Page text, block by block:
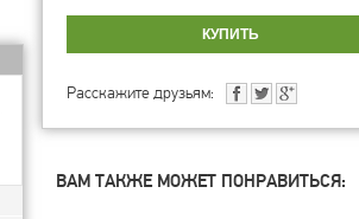
Расскажите друзьям:
ВАМ ТАКЖЕ МОЖЕТ ПОНРАВИТЬСЯ: